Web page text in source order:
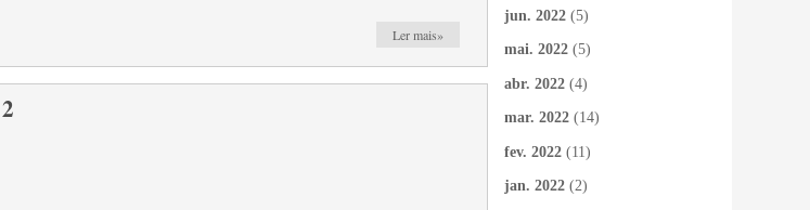
Ler mais»
jun. 2022 (5)
mai. 2022 (5)
abr. 2022 (4)
mar. 2022 (14)
fev. 2022 (11)
jan. 2022 (2)